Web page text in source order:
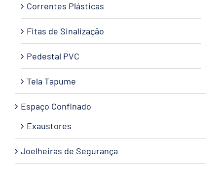
Correntes Plásticas
Fitas de Sinalização
Pedestal PVC
Tela Tapume
Espaço Confinado
Exaustores
Joelheiras de Segurança